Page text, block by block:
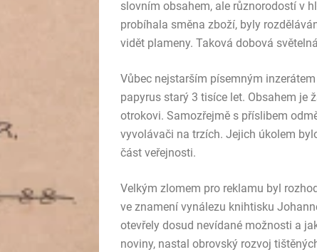
slovním obsahem, ale různorodostí v
probíhala směna zboží, byly
vidět plameny. Taková dobová
Vůbec nejstarším písemným
papyrus starý 3 tisíce let. Obsahem je
otrokovi. Samozřejmě s příslibem
vyvolávači na trzích. Jejich úkolem
část veřejnosti.
Velkým zlomem pro reklamu byl
ve znamení vynálezu knihtisku
otevřely dosud nevídané možnosti a
noviny, nastal obrovský rozvoj